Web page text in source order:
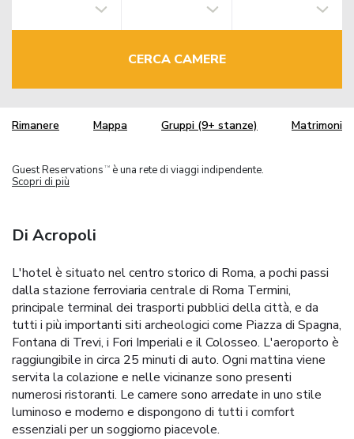
CERCA CAMERE
Rimanere Mappa Gruppi (9+ stanze) Matrimoni
Guest Reservations TM
è una rete di viaggi indipendente.
Scopri di più
Di Acropoli
L'hotel è situato nel centro storico di Roma, a pochi passi
dalla stazione ferroviaria centrale di Roma Termini,
principale terminal dei trasporti pubblici della città, e da
tutti i più importanti siti archeologici come Piazza di Spagna,
Fontana di Trevi, i Fori Imperiali e il Colosseo. L'aeroporto è
raggiungibile in circa 25 minuti di auto. Ogni mattina viene
servita la colazione e nelle vicinanze sono presenti
numerosi ristoranti. Le camere sono arredate in uno stile
luminoso e moderno e dispongono di tutti i comfort
essenziali per un soggiorno piacevole.